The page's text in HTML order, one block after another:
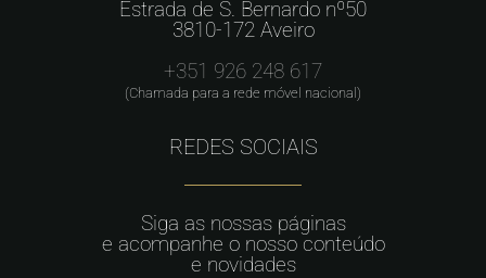
Estrada de S. Bernardo nº50
3810-172 Aveiro
+351 926 248 617
(Chamada para a rede móvel nacional)
REDES SOCIAIS
Siga as nossas páginas
e acompanhe o nosso conteúdo
e novidades